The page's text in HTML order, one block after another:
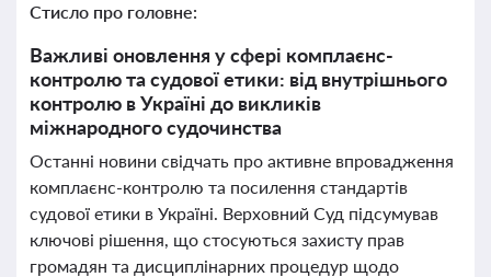
Стисло про головне:
Важливі оновлення у сфері комплаєнс-
контролю та судової етики: від внутрішнього
контролю в Україні до викликів
міжнародного судочинства
Останні новини свідчать про активне впровадження
комплаєнс-контролю та посилення стандартів
судової етики в Україні. Верховний Суд підсумував
ключові рішення, що стосуються захисту прав
громадян та дисциплінарних процедур щодо